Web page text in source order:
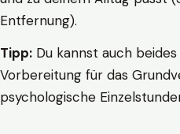
Entfernung).
Tipp: Du kannst auch
Vorbereitung für das
psychologische